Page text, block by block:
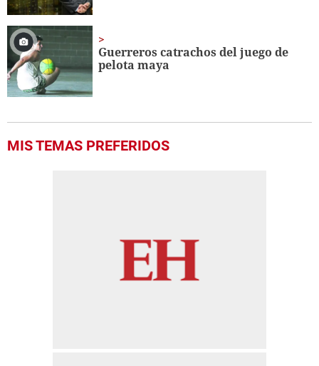
Guerreros catrachos del juego de
pelota maya
MIS TEMAS PREFERIDOS